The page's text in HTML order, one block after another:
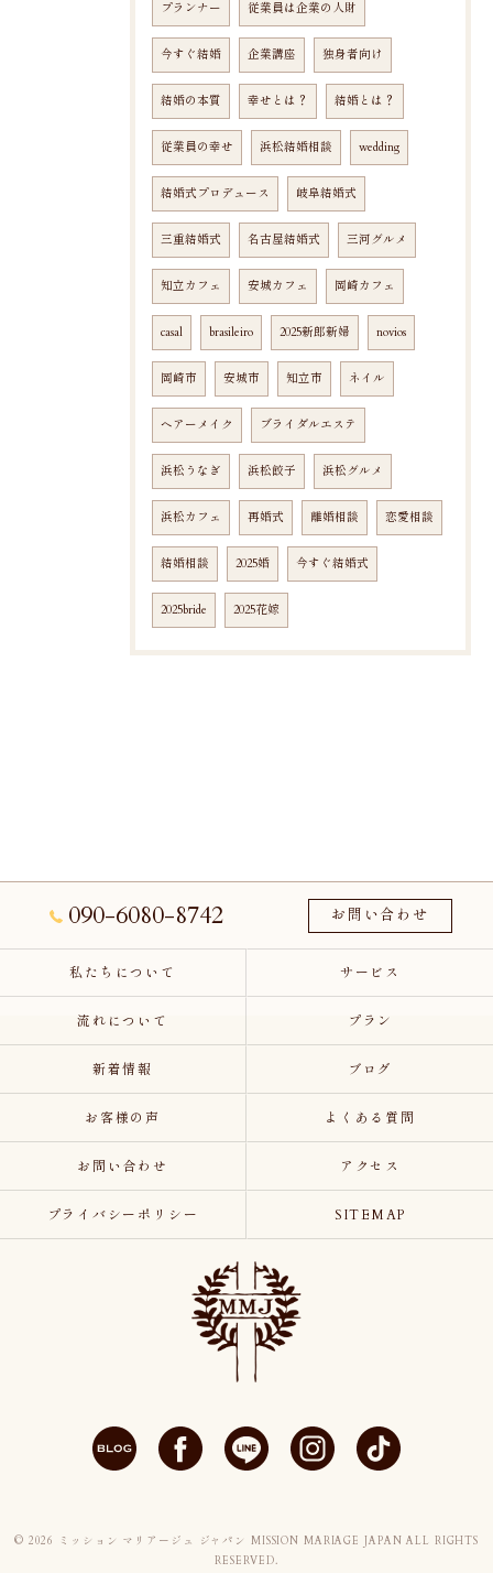
プランナー 従業員は企業の人財
今すぐ結婚 企業講座 独身者向け
結婚の本質 幸せとは？ 結婚とは？
従業員の幸せ 浜松結婚相談 wedding
結婚式プロデュース 岐阜結婚式
三重結婚式 名古屋結婚式 三河グルメ
知立カフェ 安城カフェ 岡崎カフェ
casal brasileiro 2025新郎新婦 novios
岡崎市 安城市 知立市 ネイル
ヘアーメイク ブライダルエステ
浜松うなぎ 浜松餃子 浜松グルメ
浜松カフェ 再婚式 離婚相談 恋愛相談
結婚相談 2025婚 今すぐ結婚式
2025bride 2025花嫁
090-6080-8742 お問い合わせ
私たちについて サービス
流れについて プラン
新着情報 ブログ
お客様の声 よくある質問
お問い合わせ アクセス
プライバシーポリシー SITEMAP
© 2026 ミッション マリアージュ ジャパン MISSION MARIAGE JAPAN ALL RIGHTS
RESERVED.